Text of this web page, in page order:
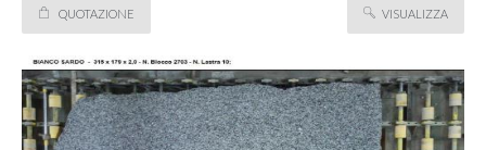
QUOTAZIONE VISUALIZZA